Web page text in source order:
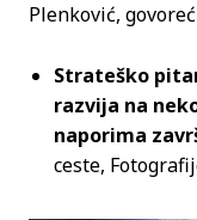
Plenković,
Strateško
razvija na
naporima
ceste,